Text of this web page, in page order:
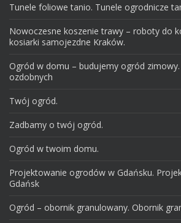
Tunele foliowe tanio. Tunele ogrodnicze
Nowoczesne koszenie trawy – roboty do
kosiarki samojezdne Kraków.
Ogród w domu – budujemy ogród zimowy.
ozdobnych
Twój ogród.
Zadbamy o twój ogród.
Ogród w twoim domu.
Projektowanie ogrodów w Gdańsku.
Gdańsk
Ogród – obornik granulowany. Obornik